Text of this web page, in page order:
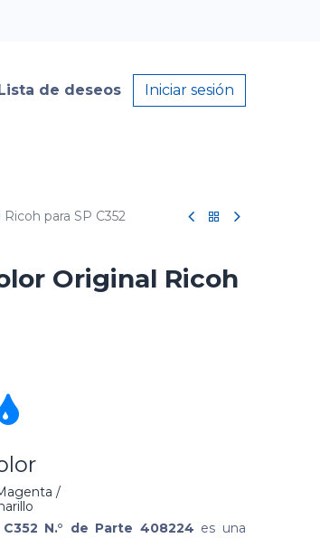
Lista de deseos Iniciar sesión
para SP C352
Original Ricoh
/
N.° de Parte 408224 es una